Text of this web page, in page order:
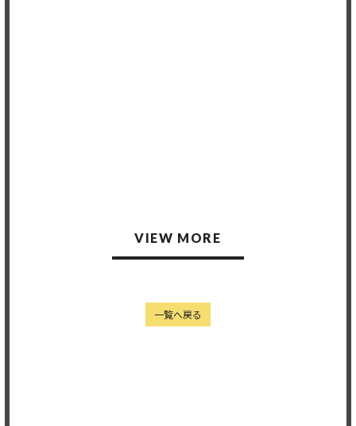
VIEW MORE
一覧へ戻る